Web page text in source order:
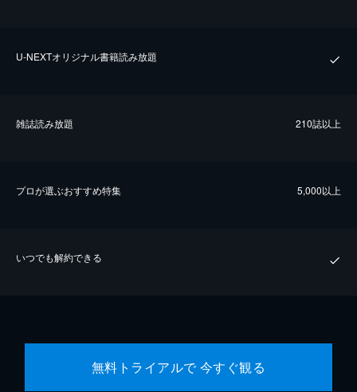
U-NEXTオリジナル書籍読み放題
雑誌読み放題 210誌以上
プロが選ぶおすすめ特集 5,000以上
いつでも解約できる
無料トライアルで 今すぐ観る